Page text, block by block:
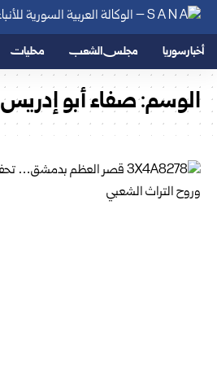
أخبار سوريا مجلس الشعب محليات
الوسم:صفاء أبو إدريس